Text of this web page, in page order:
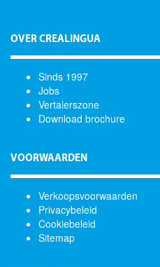
OVER CREALINGUA
Sinds 1997
Jobs
Vertalerszone
Download brochure
VOORWAARDEN
Verkoopsvoorwaarden
Privacybeleid
Cookiebeleid
Sitemap